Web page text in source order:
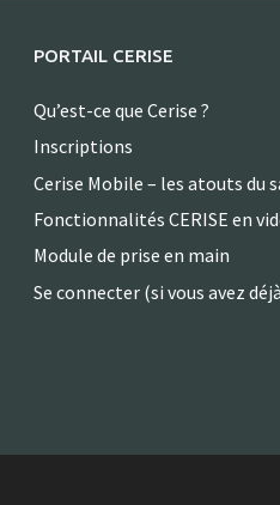
PORTAIL CERISE
Qu’est-ce que Cerise ?
Inscriptions
Cerise Mobile – les atouts du
Fonctionnalités CERISE en
Module de prise en main
Se connecter (si vous avez